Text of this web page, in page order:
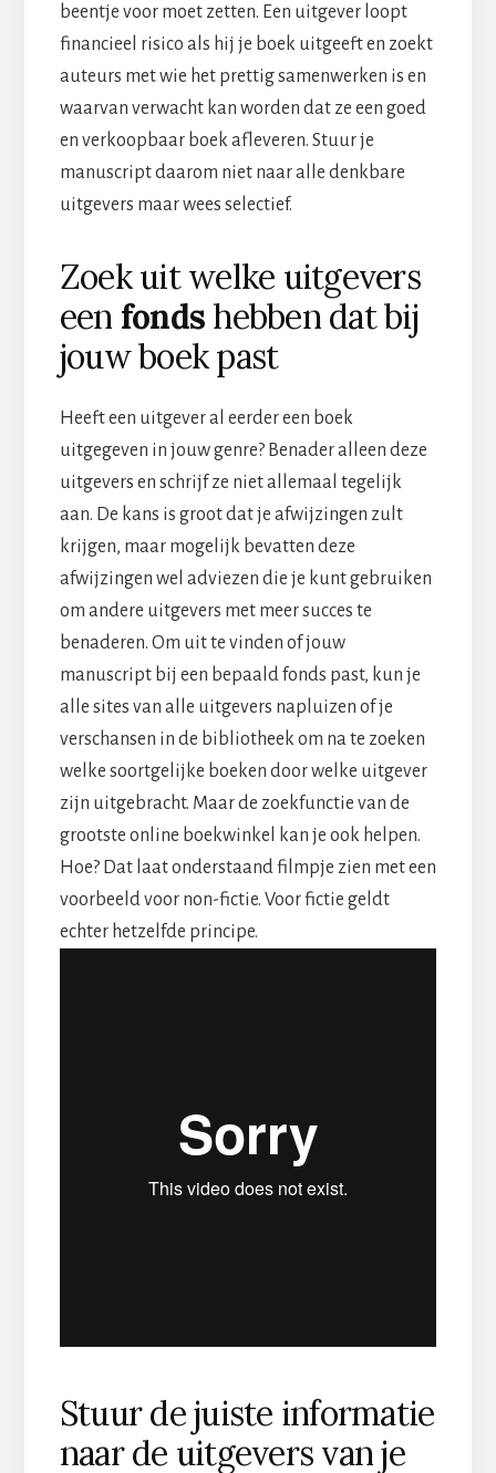
beentje voor moet zetten. Een uitgever loopt
financieel risico als hij je boek uitgeeft en zoekt
auteurs met wie het prettig samenwerken is en
waarvan verwacht kan worden dat ze een goed
en verkoopbaar boek afleveren. Stuur je
manuscript daarom niet naar alle denkbare
uitgevers maar wees selectief.
Zoek uit welke uitgevers
een fonds hebben dat bij
jouw boek past
Heeft een uitgever al eerder een boek
uitgegeven in jouw genre? Benader alleen deze
uitgevers en schrijf ze niet allemaal tegelijk
aan. De kans is groot dat je afwijzingen zult
krijgen, maar mogelijk bevatten deze
afwijzingen wel adviezen die je kunt gebruiken
om andere uitgevers met meer succes te
benaderen. Om uit te vinden of jouw
manuscript bij een bepaald fonds past, kun je
alle sites van alle uitgevers napluizen of je
verschansen in de bibliotheek om na te zoeken
welke soortgelijke boeken door welke uitgever
zijn uitgebracht. Maar de zoekfunctie van de
grootste online boekwinkel kan je ook helpen.
Hoe? Dat laat onderstaand filmpje zien met een
voorbeeld voor non-fictie. Voor fictie geldt
echter hetzelfde principe.
Stuur de juiste informatie
naar de uitgevers van je